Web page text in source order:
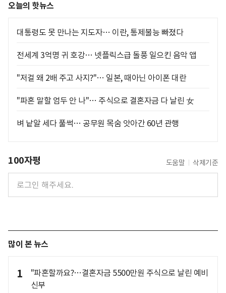
오늘의 핫뉴스
대통령도 못 만나는 지도자… 이란, 통제불능 빠졌다
전세계 3억명 귀 호강… 넷플릭스급 돌풍 일으킨 음악 앱
"저걸 왜 2배 주고 사지?"… 일본, 때아닌 아이폰 대란
"파혼 말할 엄두 안 나"… 주식으로 결혼자금 다 날린 女
벼 낱알 세다 풀썩… 공무원 목숨 앗아간 60년 관행
100자평 도움말 삭제기준
많이 본 뉴스
1
"파혼할까요?…결혼자금 5500만원 주식으로 날린 예비
신부